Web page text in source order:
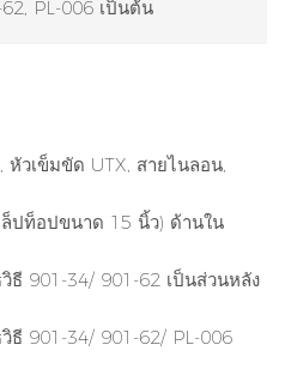
PL-006 เป็นต้น
วเข็มขัด UTX, สายไนลอน,
ปท็อปขนาด 15 นิ้ว) ด้านใน
ธี 901-34/ 901-62 เป็นส่วนหลัง
ธี 901-34/ 901-62/ PL-006